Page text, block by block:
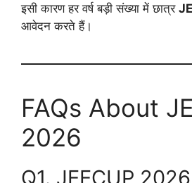
इसी कारण हर वर्ष बड़ी संख्या में छात्र
आवेदन करते हैं।
FAQs About
2026
Q1. JEECUP